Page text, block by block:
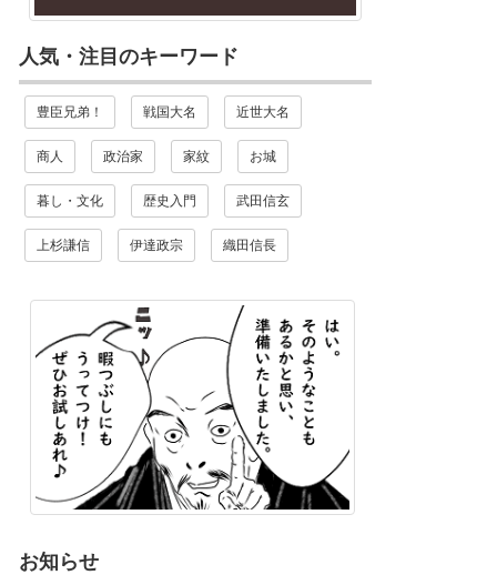
人気・注目のキーワード
豊臣兄弟！ 戦国大名 近世大名
商人 政治家 家紋 お城
暮し・文化 歴史入門 武田信玄
上杉謙信 伊達政宗 織田信長
お知らせ